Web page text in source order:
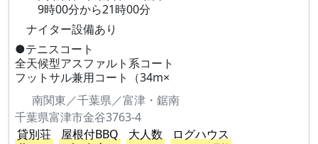
9時00分から21時00分
ナイター設備あり
●テニスコート
全天候型アスファルト系コート
フットサル兼用コート（34m×
南関東／千葉県／富津・鋸南
千葉県富津市金谷3763-4
貸別荘
屋根付BBQ 大人数
ログハウス